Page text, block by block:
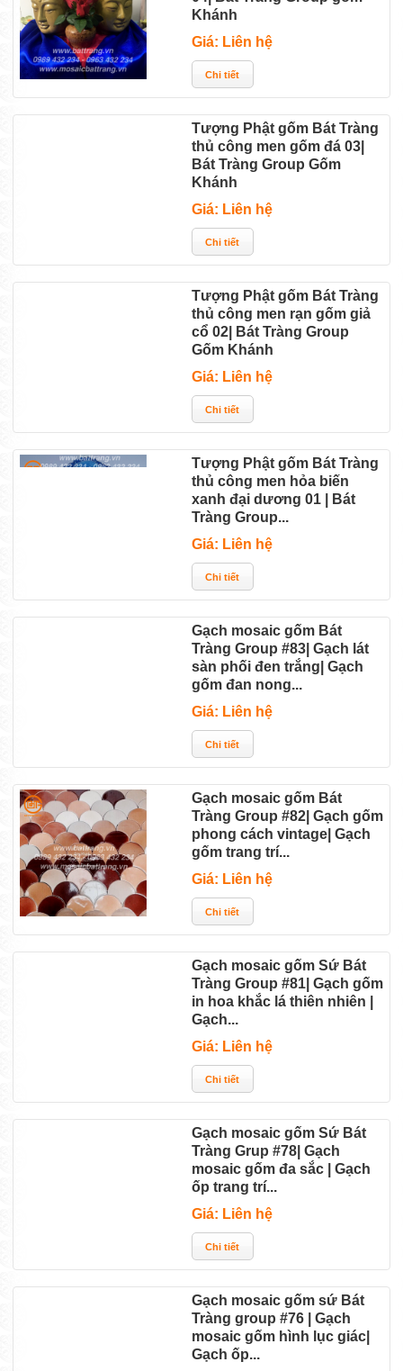
Khánh
Giá: Liên hệ
Tượng Phật gốm Bát Tràng
thủ công men gốm đá 03|
Bát Tràng Group Gốm
Khánh
Giá: Liên hệ
Tượng Phật gốm Bát Tràng
thủ công men rạn gốm giả
cổ 02| Bát Tràng Group
Gốm Khánh
Giá: Liên hệ
Tượng Phật gốm Bát Tràng
thủ công men hỏa biến
xanh đại dương 01 | Bát
Tràng Group...
Giá: Liên hệ
Gạch mosaic gốm Bát
Tràng Group #83| Gạch lát
sàn phối đen trắng| Gạch
gốm đan nong...
Giá: Liên hệ
Gạch mosaic gốm Bát
Tràng Group #82| Gạch gốm
phong cách vintage| Gạch
gốm trang trí...
Giá: Liên hệ
Gạch mosaic gốm Sứ Bát
Tràng Group #81| Gạch gốm
in hoa khắc lá thiên nhiên |
Gạch...
Giá: Liên hệ
Gạch mosaic gốm Sứ Bát
Tràng Grup #78| Gạch
mosaic gốm đa sắc | Gạch
ốp trang trí...
Giá: Liên hệ
Gạch mosaic gốm sứ Bát
Tràng group #76 | Gạch
mosaic gốm hình lục giác|
Gạch ốp...